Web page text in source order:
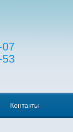
Контакты